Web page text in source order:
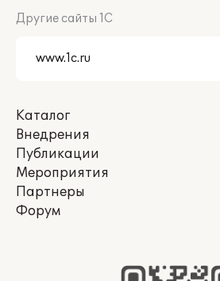
Другие сайты 1С
Каталог
Внедрения
Публикации
Мероприятия
Партнеры
Форум